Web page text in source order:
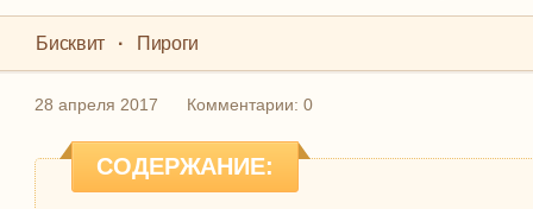
Бисквит · Пироги
28 апреля 2017 Комментарии: 0
СОДЕРЖАНИЕ: